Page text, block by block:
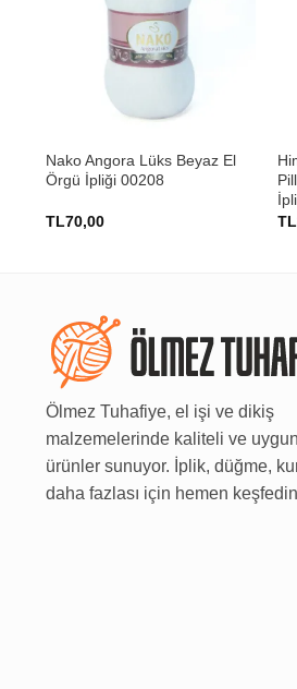
Nako Angora Lüks Beyaz El
Örgü İpliği 00208
TL70,00
TL
Ölmez Tuhafiye, el işi ve dikiş
malzemelerinde kaliteli ve
ürünler sunuyor. İplik, düğme,
daha fazlası için hemen